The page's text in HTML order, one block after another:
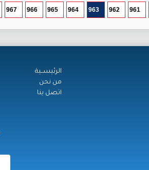
961
962
963
964
965
966
967
الرئيســية
من نحن
اتصل بنا